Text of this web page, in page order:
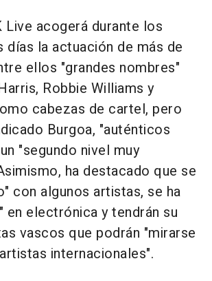
Live acogerá durante los
la actuación de más de
ellos "grandes nombres"
Robbie Williams y
cabezas de cartel, pero
Burgoa, "auténticos
"segundo nivel muy
ha destacado que se
con algunos artistas, se ha
en electrónica y tendrán su
vascos que podrán "mirarse
internacionales".